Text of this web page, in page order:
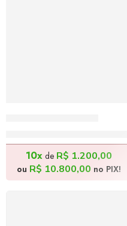
10xde R$ 1.200,00
ou R$ 10.800,00 no PIX!